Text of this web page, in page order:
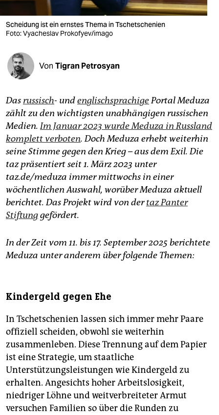
shop
fragen & hilfe
unterstützen
abo
genossenschaft
epaper login
Scheidung ist ein ernstes Thema in Tschetschenien
Foto: Vyacheslav Prokofyev/imago
Von Tigran Petrosyan
Das russisch- undenglischsprachigePortal Meduza
zählt zu den wichtigsten unabhängigen russischen
Medien.Im Januar 2023 wurde Meduza in Russland
komplett verboten. Doch Meduza erhebt weiterhin
seine Stimme gegen den Krieg – aus dem Exil. Die
taz präsentiert seit 1. März 2023 unter
taz.de/meduza immer mittwochs in einer
wöchentlichen Auswahl, worüber Meduza aktuell
berichtet. Das Projekt wird von dertaz Panter
Stiftunggefördert.
In der Zeit vom 11. bis 17. September 2025 berichtete
Meduza unter anderem über folgende Themen:
Kindergeld gegen Ehe
In Tschetschenien lassen sich immer mehr Paare
offiziell scheiden, obwohl sie weiterhin
zusammenleben. Diese Trennung auf dem Papier
ist eine Strategie, um staatliche
Unterstützungsleistungen wie Kindergeld zu
erhalten. Angesichts hoher Arbeitslosigkeit,
niedriger Löhne und weitverbreiteter Armut
versuchen Familien so über die Runden zu